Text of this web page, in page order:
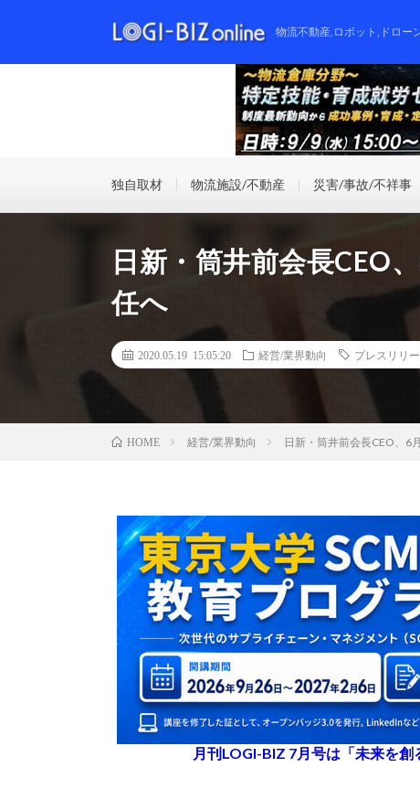
物流不動産,ロボット,ドロー
独自取材 物流施設/不動産 災害/事故/不祥事
日新・筒井前会長CEO
任へ
2020.05.19 15:05:20 経営/業界動向 プレスリリ
HOME 経営/業界動向 日新・筒井前会長CEO、6
月刊LOGI-BIZ 7月号は「未来を